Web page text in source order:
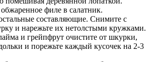
филе в салатник.
составляющие. Снимите с
и нарежьте их нетолстыми кружками.
и грейпфрут очистите от шкурки,
и порежьте каждый кусочек на 2-3